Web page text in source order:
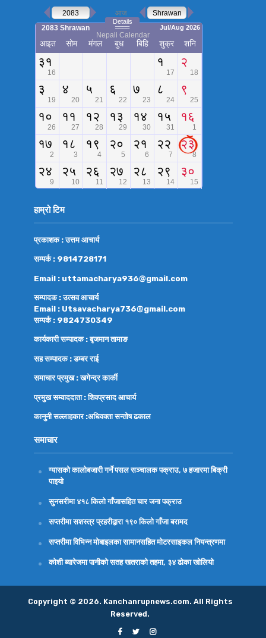
हाम्रो टिम
प्रकाशक : उत्तम आचार्य
सम्पर्क : 9814728171
Email : uttamacharya936@gmail.com
सम्पादक : उत्सव आचार्य
Email : Utsavacharya736@gmail.com
सम्पर्क : 9824730349
कार्यकारी सम्पादक : बृजमान तामाङ
सह सम्पादक : डम्बर राई
समाचार प्रमुख : खगेन्द्र कार्की
प्रमुख सम्वाददाता : शिवप्रसाद आचार्य
कानुनी सल्लाहकार :अधिवक्तासन्तोष ढकाल
समाचार
ग्यासको कालोबजारी गर्ने पसल सञ्चालक पक्राउ, ७ हजारमा बिक्री
पाइयो
सुनसरीमा ४१८ किलो गाँजासहित चार जना पक्राउ
सप्तरीमा सशस्त्र प्रहरीद्वारा १९० किलो गाँजा बरामद
सप्तरीमा विभिन्न मोबाइलका सामानसहित मोटरसाइकल नियन्त्रणमा
कोशी ब्यारेजमा पानीको सतह खतराको तहमा, ३४ ढोका खोलियो
Copyright © 2026. Kanchanrupnews.com. All Rights
Reserved.